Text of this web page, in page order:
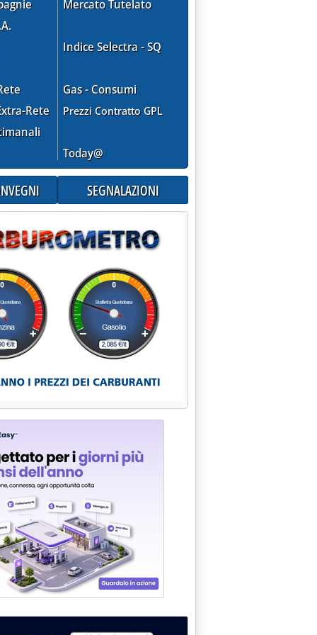
convoca associazioni . per il fondo “Un centesimo per il
alle 16.12.
sulle forniture dal Turkmenistan'
Rete
Mercato Tutelato
Indice Selectra - SQ
Gas - Consumi
Prezzi Contratto GPL
Today@
SEGNALAZIONI